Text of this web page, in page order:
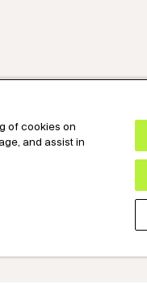
of cookies on
and assist in